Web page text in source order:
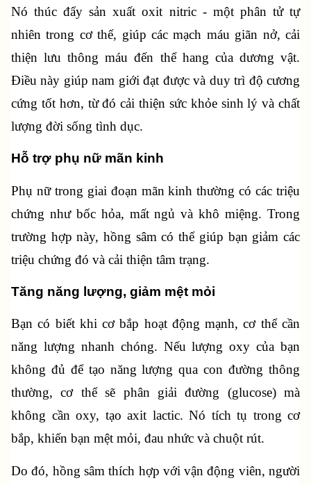
Nó thúc đẩy sản xuất oxit nitric - một phân tử tự
nhiên trong cơ thể, giúp các mạch máu giãn nở, cải
thiện lưu thông máu đến thể hang của dương vật.
Điều này giúp nam giới đạt được và duy trì độ cương
cứng tốt hơn, từ đó cải thiện sức khỏe sinh lý và chất
lượng đời sống tình dục.
Hỗ trợ phụ nữ mãn kinh
Phụ nữ trong giai đoạn mãn kinh thường có các triệu
chứng như bốc hỏa, mất ngủ và khô miệng. Trong
trường hợp này, hồng sâm có thể giúp bạn giảm các
triệu chứng đó và cải thiện tâm trạng.
Tăng năng lượng, giảm mệt mỏi
Bạn có biết khi cơ bắp hoạt động mạnh, cơ thể cần
năng lượng nhanh chóng. Nếu lượng oxy của bạn
không đủ để tạo năng lượng qua con đường thông
thường, cơ thể sẽ phân giải đường (glucose) mà
không cần oxy, tạo axit lactic. Nó tích tụ trong cơ
bắp, khiến bạn mệt mỏi, đau nhức và chuột rút.
Do đó, hồng sâm thích hợp với vận động viên, người